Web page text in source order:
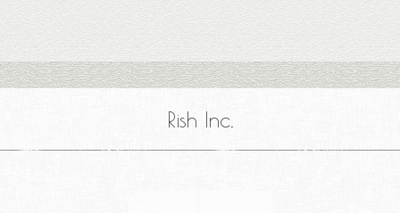
Rish Inc.